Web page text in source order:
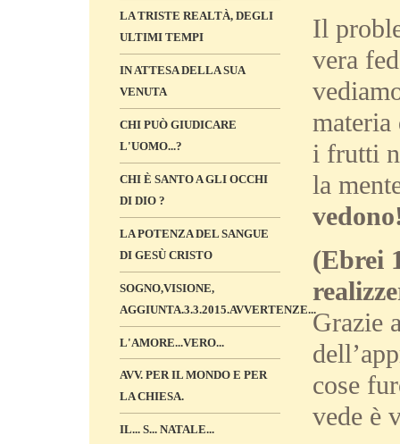
LA TRISTE REALTÀ, DEGLI
ULTIMI TEMPI
IN ATTESA DELLA SUA
VENUTA
CHI PUÒ GIUDICARE
L'UOMO...?
CHI È SANTO A GLI OCCHI
DI DIO ?
LA POTENZA DEL SANGUE
DI GESÙ CRISTO
SOGNO,VISIONE,
AGGIUNTA.3.3.2015.AVVERTENZE...
L'AMORE...VERO...
AVV. PER IL MONDO E PER
LA CHIESA.
IL... S... NATALE...
Il
vera
i frutti
la
(Ebrei
Grazie
cose
vede è